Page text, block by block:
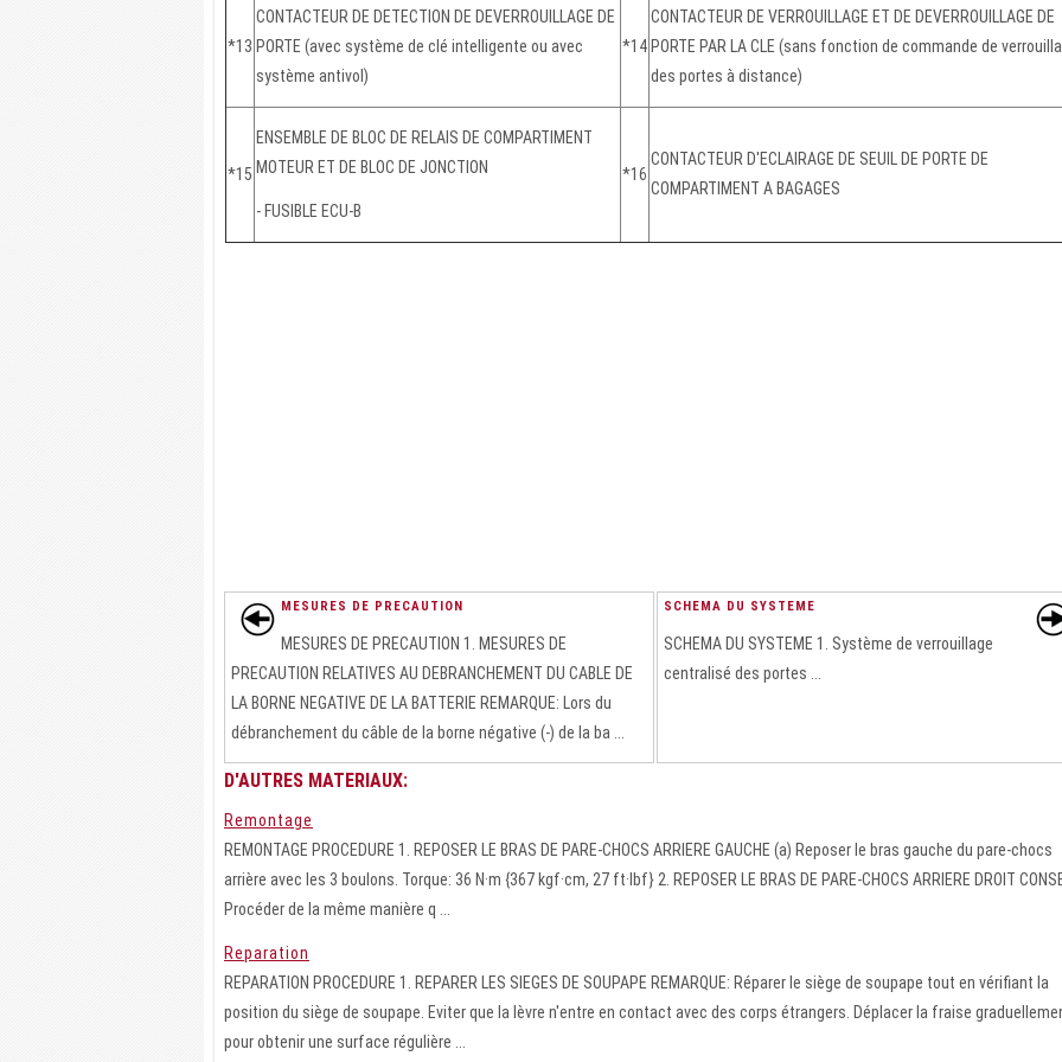
*13
CONTACTEUR DE DETECTION DE DEVERROUILLAGE DE
PORTE (avec système de clé intelligente ou avec
système antivol)
*14
CONTACTEUR DE VERROUILLAGE ET DE DEVERROUILLAGE DE
PORTE PAR LA CLE (sans fonction de commande de
des portes à distance)
*15
ENSEMBLE DE BLOC DE RELAIS DE COMPARTIMENT
MOTEUR ET DE BLOC DE JONCTION
- FUSIBLE ECU-B
*16
CONTACTEUR D'ECLAIRAGE DE SEUIL DE PORTE DE
COMPARTIMENT A BAGAGES
MESURES DE PRECAUTION
MESURES DE PRECAUTION 1. MESURES DE
PRECAUTION RELATIVES AU DEBRANCHEMENT DU CABLE DE
LA BORNE NEGATIVE DE LA BATTERIE REMARQUE: Lors du
débranchement du câble de la borne négative (-) de la ba ...
SCHEMA DU SYSTEME
SCHEMA DU SYSTEME 1. Système de verrouillage
centralisé des portes ...
D'AUTRES MATERIAUX:
Remontage
REMONTAGE PROCEDURE 1. REPOSER LE BRAS DE PARE-CHOCS ARRIERE GAUCHE (a) Reposer le bras gauche du pare-chocs
arrière avec les 3 boulons. Torque: 36 N·m {367 kgf·cm, 27 ft·lbf} 2. REPOSER LE BRAS DE PARE-CHOCS ARRIERE DROIT
Procéder de la même manière q ...
Reparation
REPARATION PROCEDURE 1. REPARER LES SIEGES DE SOUPAPE REMARQUE: Réparer le siège de soupape tout en vérifiant la
position du siège de soupape. Eviter que la lèvre n'entre en contact avec des corps étrangers. Déplacer la fraise
pour obtenir une surface régulière ...